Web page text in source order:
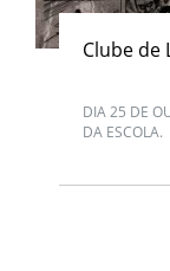
Clube de
DIA 25 DE
DA ESCOLA.